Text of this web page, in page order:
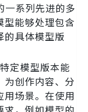
系列先进的多
型能够处理包含
的具体模型版
定模型版本能
创作内容、分
场景。在使用